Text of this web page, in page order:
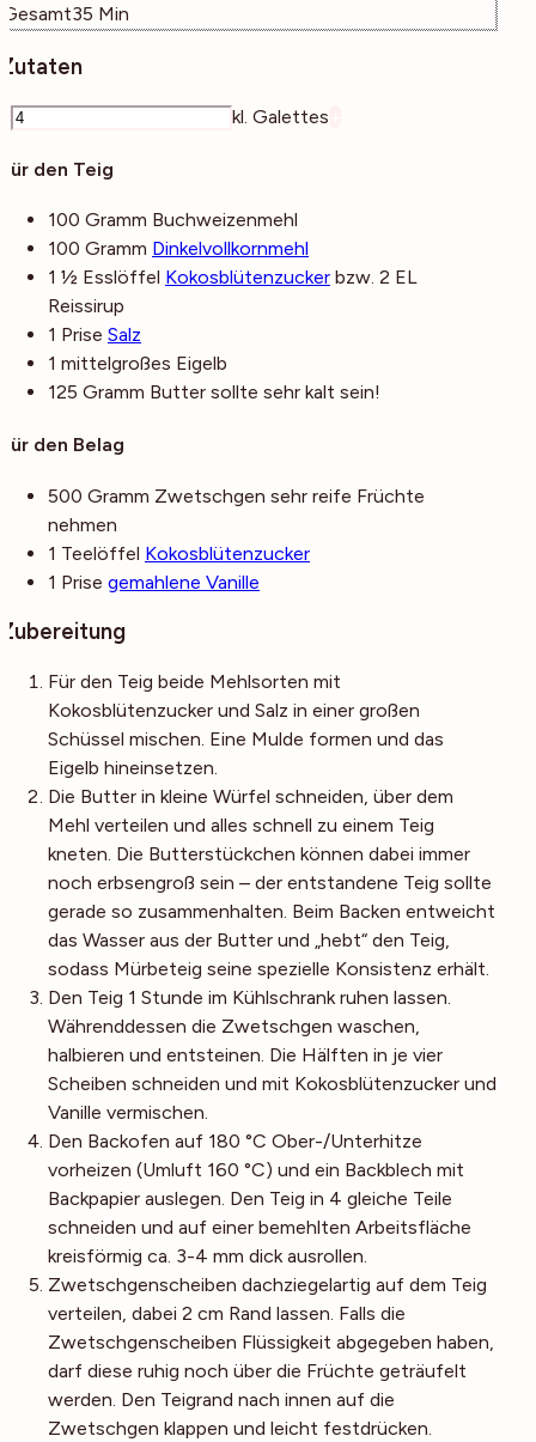
Gesamt35 Minuten
Min
Zutaten
kl. Galettes
Für den Teig
100 Gramm Buchweizenmehl
100 Gramm Dinkelvollkornmehl
1 ½ Esslöffel Kokosblütenzucker bzw. 2 EL
Reissirup
1 Prise Salz
1 mittelgroßes Eigelb
125 Gramm Butter sollte sehr kalt sein!
Für den Belag
500 Gramm Zwetschgen sehr reife Früchte
nehmen
1 Teelöffel Kokosblütenzucker
1 Prise gemahlene Vanille
Zubereitung
Für den Teig beide Mehlsorten mit
Kokosblütenzucker und Salz in einer großen
Schüssel mischen. Eine Mulde formen und das
Eigelb hineinsetzen.
Die Butter in kleine Würfel schneiden, über dem
Mehl verteilen und alles schnell zu einem Teig
kneten. Die Butterstückchen können dabei immer
noch erbsengroß sein – der entstandene Teig sollte
gerade so zusammenhalten. Beim Backen entweicht
das Wasser aus der Butter und „hebt“ den Teig,
sodass Mürbeteig seine spezielle Konsistenz erhält.
Den Teig 1 Stunde im Kühlschrank ruhen lassen.
Währenddessen die Zwetschgen waschen,
halbieren und entsteinen. Die Hälften in je vier
Scheiben schneiden und mit Kokosblütenzucker und
Vanille vermischen.
Den Backofen auf 180 °C Ober-/Unterhitze
vorheizen (Umluft 160 °C) und ein Backblech mit
Backpapier auslegen. Den Teig in 4 gleiche Teile
schneiden und auf einer bemehlten Arbeitsfläche
kreisförmig ca. 3-4 mm dick ausrollen.
Zwetschgenscheiben dachziegelartig auf dem Teig
verteilen, dabei 2 cm Rand lassen. Falls die
Zwetschgenscheiben Flüssigkeit abgegeben haben,
darf diese ruhig noch über die Früchte geträufelt
werden. Den Teigrand nach innen auf die
Zwetschgen klappen und leicht festdrücken.